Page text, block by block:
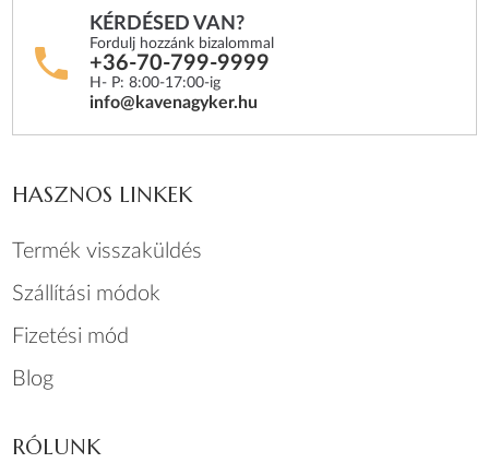
KÉRDÉSED VAN?
Fordulj hozzánk bizalommal
+36-70-799-9999
H- P: 8:00-17:00-ig
info@kavenagyker.hu
HASZNOS LINKEK
Termék visszaküldés
Szállítási módok
Fizetési mód
Blog
RÓLUNK